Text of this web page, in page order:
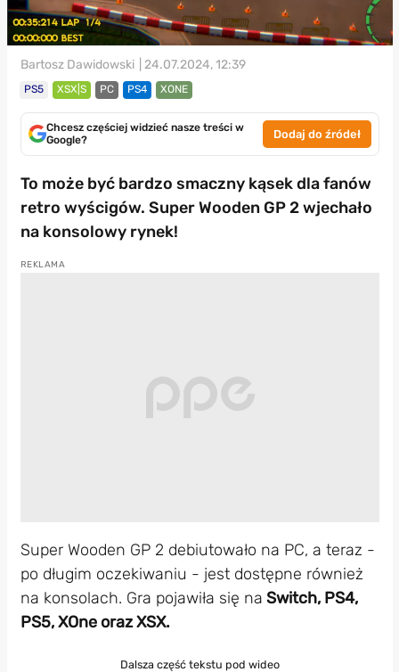
Bartosz Dawidowski | 24.07.2024, 12:39
PS5 XSX|S PC PS4 XONE
Chcesz częściej widzieć nasze treści w
Google?
Dodaj do źródeł
To może być bardzo smaczny kąsek dla fanów
retro wyścigów. Super Wooden GP 2 wjechało
na konsolowy rynek!
Super Wooden GP 2 debiutowało na PC, a teraz -
po długim oczekiwaniu - jest dostępne również
na konsolach. Gra pojawiła się na Switch, PS4,
PS5, XOne oraz XSX.
Dalsza część tekstu pod wideo